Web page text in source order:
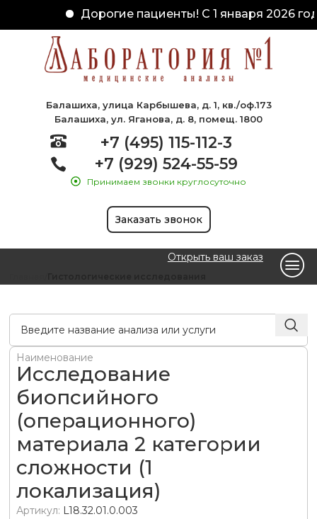
Дорогие пациенты! С 1 января 2026
Балашиха, улица Карбышева, д. 1, кв./оф.173
Балашиха, ул. Яганова, д. 8, помещ. 1800
+7 (495) 115-112-3
+7 (929) 524-55-59
Принимаем звонки круглосуточно
Заказать звонок
Открыть ваш заказ
Наименование
Исследование
биопсийного
(операционного)
материала 2 категории
сложности (1
локализация)
Артикул: L18.32.01.0.003